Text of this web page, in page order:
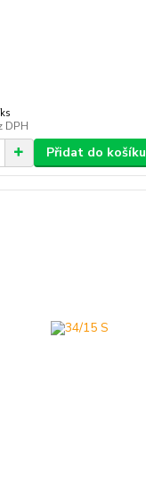
ks
DPH
Přidat do košíku